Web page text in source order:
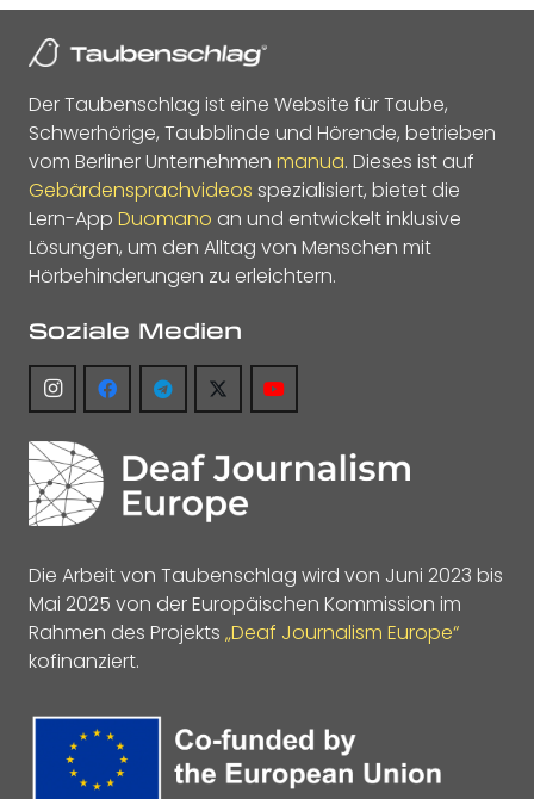
Der Taubenschlag ist eine Website für Taube,
Schwerhörige, Taubblinde und Hörende, betrieben
vom Berliner Unternehmen manua. Dieses ist auf
Gebärdensprachvideos spezialisiert, bietet die
Lern-App Duomano an und entwickelt inklusive
Lösungen, um den Alltag von Menschen mit
Hörbehinderungen zu erleichtern.
Soziale Medien
Die Arbeit von Taubenschlag wird von Juni 2023 bis
Mai 2025 von der Europäischen Kommission im
Rahmen des Projekts „Deaf Journalism Europe“
kofinanziert.